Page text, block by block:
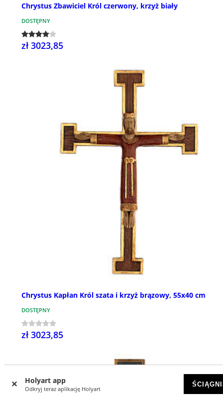
Holyart app
Odkryj teraz aplikację Holyart
Chrystus Zbawiciel Król czerwony, krzyż biały
DOSTĘPNY
zł 3023,85
Chrystus Kapłan Król szata i krzyż brązowy, 55x40 cm
DOSTĘPNY
zł 3023,85